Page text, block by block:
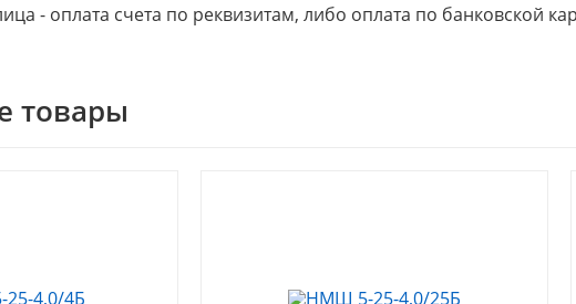
- оплата счета по реквизитам, либо оплата по банковской
товары